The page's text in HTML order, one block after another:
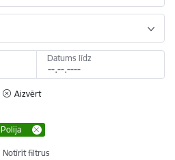
Datums līdz
Aizvērt
Polija
Notīrīt filtrus